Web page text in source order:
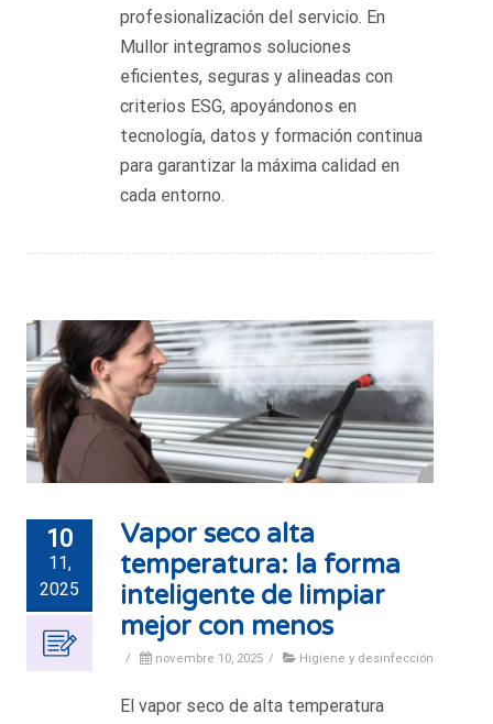
profesionalización del servicio. En
Mullor integramos soluciones
eficientes, seguras y alineadas con
criterios ESG, apoyándonos en
tecnología, datos y formación continua
para garantizar la máxima calidad en
cada entorno.
10
11,
2025
Vapor seco alta
temperatura: la forma
inteligente de limpiar
mejor con menos
/ novembre 10, 2025 / Higiene y desinfección
El vapor seco de alta temperatura